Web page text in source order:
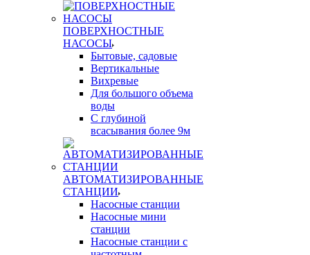
ПОВЕРХНОСТНЫЕ
НАСОСЫ
Бытовые, садовые
Вертикальные
Вихревые
Для большого объема
воды
С глубиной
всасывания более 9м
АВТОМАТИЗИРОВАННЫЕ
СТАНЦИИ
Насосные станции
Насосные мини
станции
Насосные станции с